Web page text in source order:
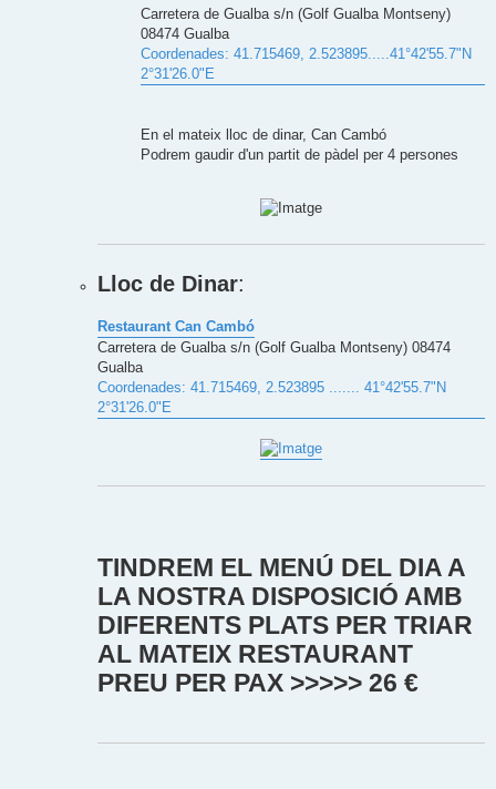
Carretera de Gualba s/n (Golf Gualba Montseny)
08474 Gualba
Coordenades: 41.715469, 2.523895.....41°42'55.7"N
2°31'26.0"E
En el mateix lloc de dinar, Can Cambó
Podrem gaudir d'un partit de pàdel per 4 persones
Lloc de Dinar:
Restaurant Can Cambó
Carretera de Gualba s/n (Golf Gualba Montseny) 08474
Gualba
Coordenades: 41.715469, 2.523895 ....... 41°42'55.7"N
2°31'26.0"E
TINDREM EL MENÚ DEL DIA A
LA NOSTRA DISPOSICIÓ AMB
DIFERENTS PLATS PER TRIAR
AL MATEIX RESTAURANT
PREU PER PAX >>>>> 26 €